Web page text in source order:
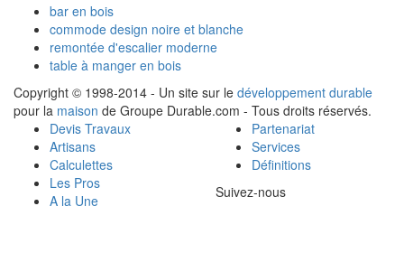
bar en bois
commode design noire et blanche
remontée d'escalier moderne
table à manger en bois
Copyright © 1998-2014 - Un site sur le développement durable
pour la maison de Groupe Durable.com - Tous droits réservés.
Devis Travaux
Artisans
Calculettes
Les Pros
A la Une
Partenariat
Services
Définitions
Suivez-nous